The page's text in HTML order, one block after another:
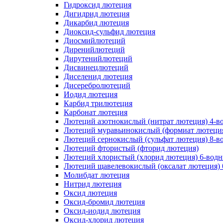
Гидроксид лютеция
Дигидрид лютеция
Дикарбид лютеция
Диоксид-сульфид лютеция
Диосмийлютеций
Диренийлютеций
Дирутенийлютеций
Дисвинецлютеций
Диселенид лютеция
Дисеребролютеций
Иодид лютеция
Карбид трилютеция
Карбонат лютеция
Лютеций азотнокислый (нитрат лютеция) 4-
Лютеций муравьинокислый (формиат
Лютеций сернокислый (сульфат лютеция) 8-
Лютеций фтористый (фторид лютеция)
Лютеций хлористый (хлорид лютеция) 6-
Лютеций щавелевокислый (оксалат лютеция)
Молибдат лютеция
Нитрид лютеция
Оксид лютеция
Оксид-бромид лютеция
Оксид-иодид лютеция
Оксид-хлорид лютеция